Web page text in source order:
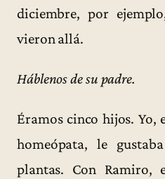
diciembre, por
vieron allá.
Háblenos de su padre.
Éramos cinco hijos. Yo,
homeópata, le
plantas. Con